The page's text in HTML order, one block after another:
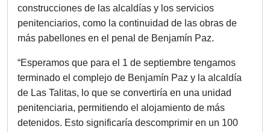
construcciones de las alcaldías y los servicios
penitenciarios, como la continuidad de las obras de
más pabellones en el penal de Benjamín Paz.
“Esperamos que para el 1 de septiembre tengamos
terminado el complejo de Benjamín Paz y la alcaldía
de Las Talitas, lo que se convertiría en una unidad
penitenciaria, permitiendo el alojamiento de más
detenidos. Esto significaría descomprimir en un 100